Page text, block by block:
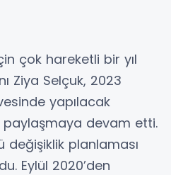
çok hareketli bir yıl
Ziya Selçuk, 2023
yapılacak
paylaşmaya devam etti.
planlaması
Eylül 2020’den